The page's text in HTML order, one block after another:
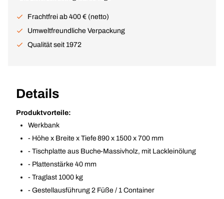
Frachtfrei ab 400 € (netto)
Umweltfreundliche Verpackung
Qualität seit 1972
Details
Produktvorteile:
Werkbank
- Höhe x Breite x Tiefe 890 x 1500 x 700 mm
- Tischplatte aus Buche-Massivholz, mit Lackleinölung
- Plattenstärke 40 mm
- Traglast 1000 kg
- Gestellausführung 2 Füße / 1 Container